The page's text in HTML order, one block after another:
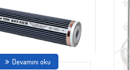
Devamını oku